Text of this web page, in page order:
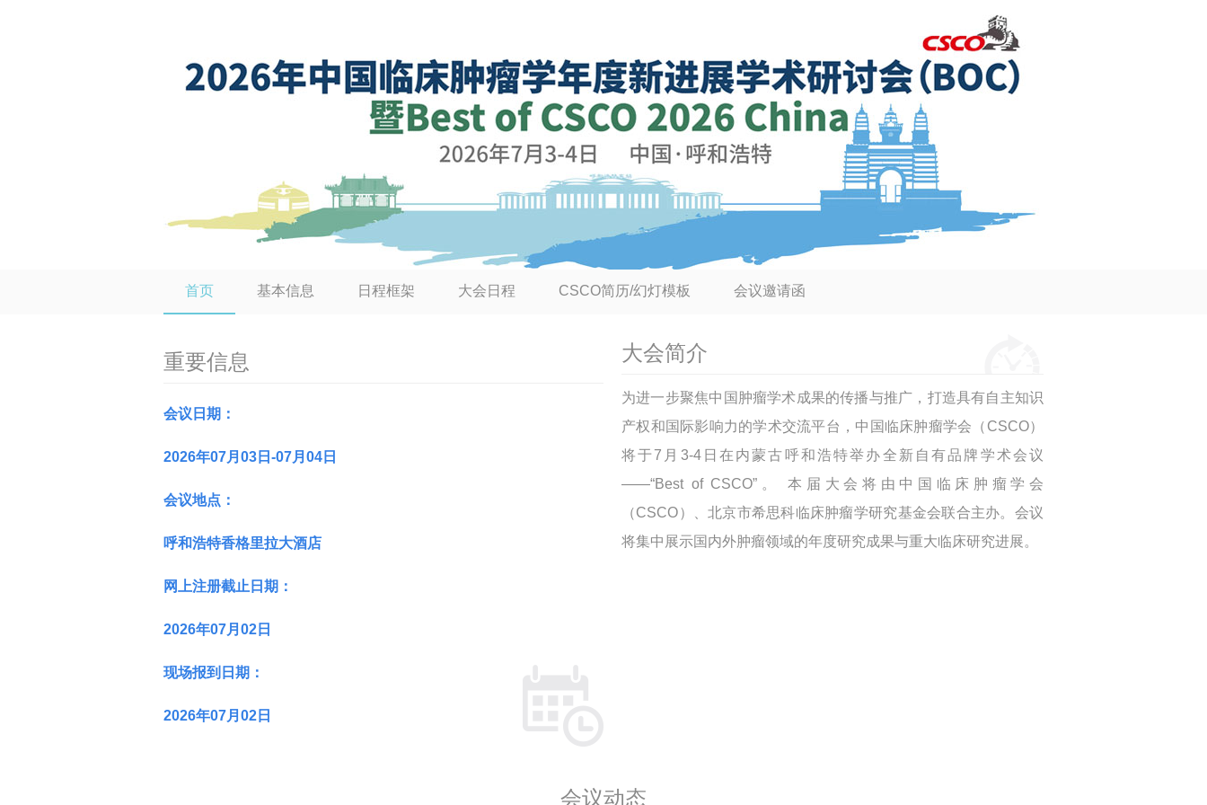
首页 基本信息 日程框架 大会日程 CSCO简历/幻灯模板 会议邀请函
重要信息
会议日期 ：
2026年07月03日-07月04日
会议地点 ：
呼和浩特香格里拉大酒店
网上注册截止日期 ：
2026年07月02日
现场报到日期 ：
2026年07月02日
大会简介
为进一步聚焦中国肿瘤学术成果的传播与推广，打造具有自主知识
产权和国际影响力的学术交流平台，中国临床肿瘤学会（CSCO）
将于7月3-4日在内蒙古呼和浩特举办全新自有品牌学术会议
——“Best of CSCO”。 本届大会将由中国临床肿瘤学会
（CSCO）、北京市希思科临床肿瘤学研究基金会联合主办。会议
将集中展示国内外肿瘤领域的年度研究成果与重大临床研究进展。
会议动态